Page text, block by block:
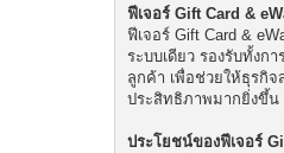
พ
ส
ต์
ฟีเจอร์ Gift Card &
ฟีเจอร์ Gift Card &
ระบบเดียว รองรับทั้ง
ลูกค้า เพื่อช่วยให้ธุรกิ
ประสิทธิภาพมากยิ่งขึ้น
ประโยชน์ของฟีเจอร์